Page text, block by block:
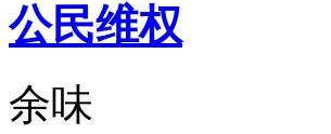
公民维权
余味